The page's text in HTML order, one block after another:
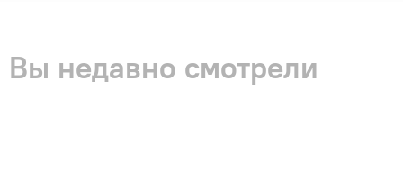
Вы недавно смотрели